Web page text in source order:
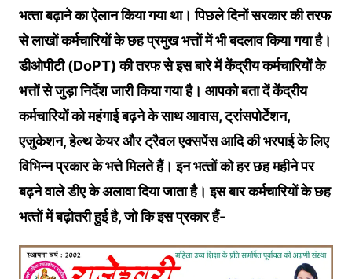
भत्‍ता बढ़ाने का ऐलान क‍िया गया था। प‍िछले द‍िनों सरकार की तरफ
से लाखों कर्मचारियों के छह प्रमुख भत्तों में भी बदलाव क‍िया गया है।
डीओपीटी (DoPT) की तरफ से इस बारे में केंद्रीय कर्मचारियों के
भत्तों से जुड़ा न‍िर्देश जारी क‍िया गया है। आपको बता दें केंद्रीय
कर्मचार‍ियों को महंगाई बढ़ने के साथ आवास, ट्रांसपोर्टेशन,
एजुकेशन, हेल्‍थ केयर और ट्रैवल एक्‍सपेंस आद‍ि की भरपाई के लिए
व‍िभ‍िन्‍न प्रकार के भत्ते म‍िलते हैं। इन भत्‍तों को हर छह महीने पर
बढ़ने वाले डीए के अलावा द‍िया जाता है। इस बार कर्मचार‍ियों के छह
भत्‍तों में बढ़ोतरी हुई है, जो क‍ि इस प्रकार हैं-